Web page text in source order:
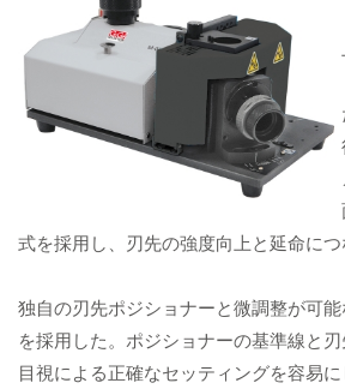
式を採用し、刃先の強度向上と延命につ
独自の刃先ポジショナーと微調整が可
を採用した。ポジショナーの基準線と
目視による正確なセッティングを容易